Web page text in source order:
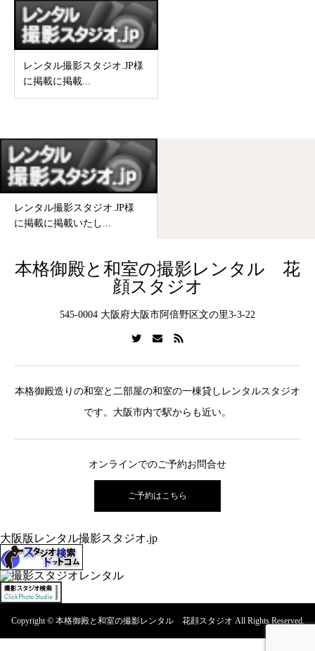
レンタル撮影スタジオ.JP様
に掲載に掲載...
レンタル撮影スタジオ.JP様
に掲載に掲載いたし...
本格御殿と和室の撮影レンタル 花
顔スタジオ
545-0004 大阪府大阪市阿倍野区文の里3-3-22
本格御殿造りの和室と二部屋の和室の一棟貸しレンタルスタジオ
です。大阪市内で駅からも近い。
オンラインでのご予約お問合せ
ご予約はこちら
大阪版レンタル撮影スタジオ.jp
Copyright © 本格御殿と和室の撮影レンタル 花顔スタジオ All Rights Reserved.